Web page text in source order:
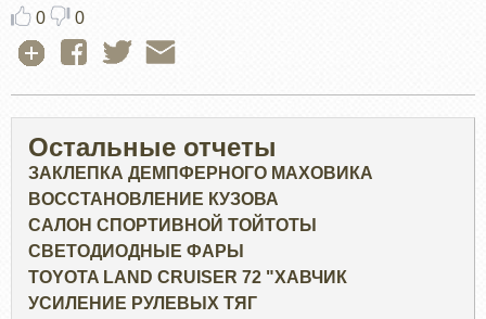
0 0
Остальные отчеты
ЗАКЛЕПКА ДЕМПФЕРНОГО МАХОВИКА
ВОССТАНОВЛЕНИЕ КУЗОВА
САЛОН СПОРТИВНОЙ ТОЙТОТЫ
СВЕТОДИОДНЫЕ ФАРЫ
TOYOTA LAND CRUISER 72 "ХАВЧИК
УСИЛЕНИЕ РУЛЕВЫХ ТЯГ